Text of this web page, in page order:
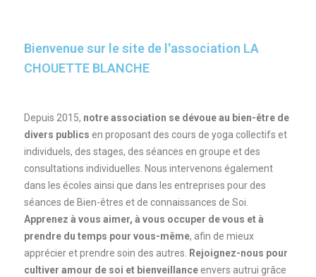
Bienvenue sur le site de l'association LA
CHOUETTE BLANCHE
Depuis 2015, notre association se dévoue au bien-être de
divers publics en proposant des cours de yoga collectifs et
individuels, des stages, des séances en groupe et des
consultations individuelles. Nous intervenons également
dans les écoles ainsi que dans les entreprises pour des
séances de Bien-êtres et de connaissances de Soi.
Apprenez à vous aimer, à vous occuper de vous et à
prendre du temps pour vous-même, afin de mieux
apprécier et prendre soin des autres.
Rejoignez-nous pour
cultiver amour de soi et bienveillanceenvers autrui grâce